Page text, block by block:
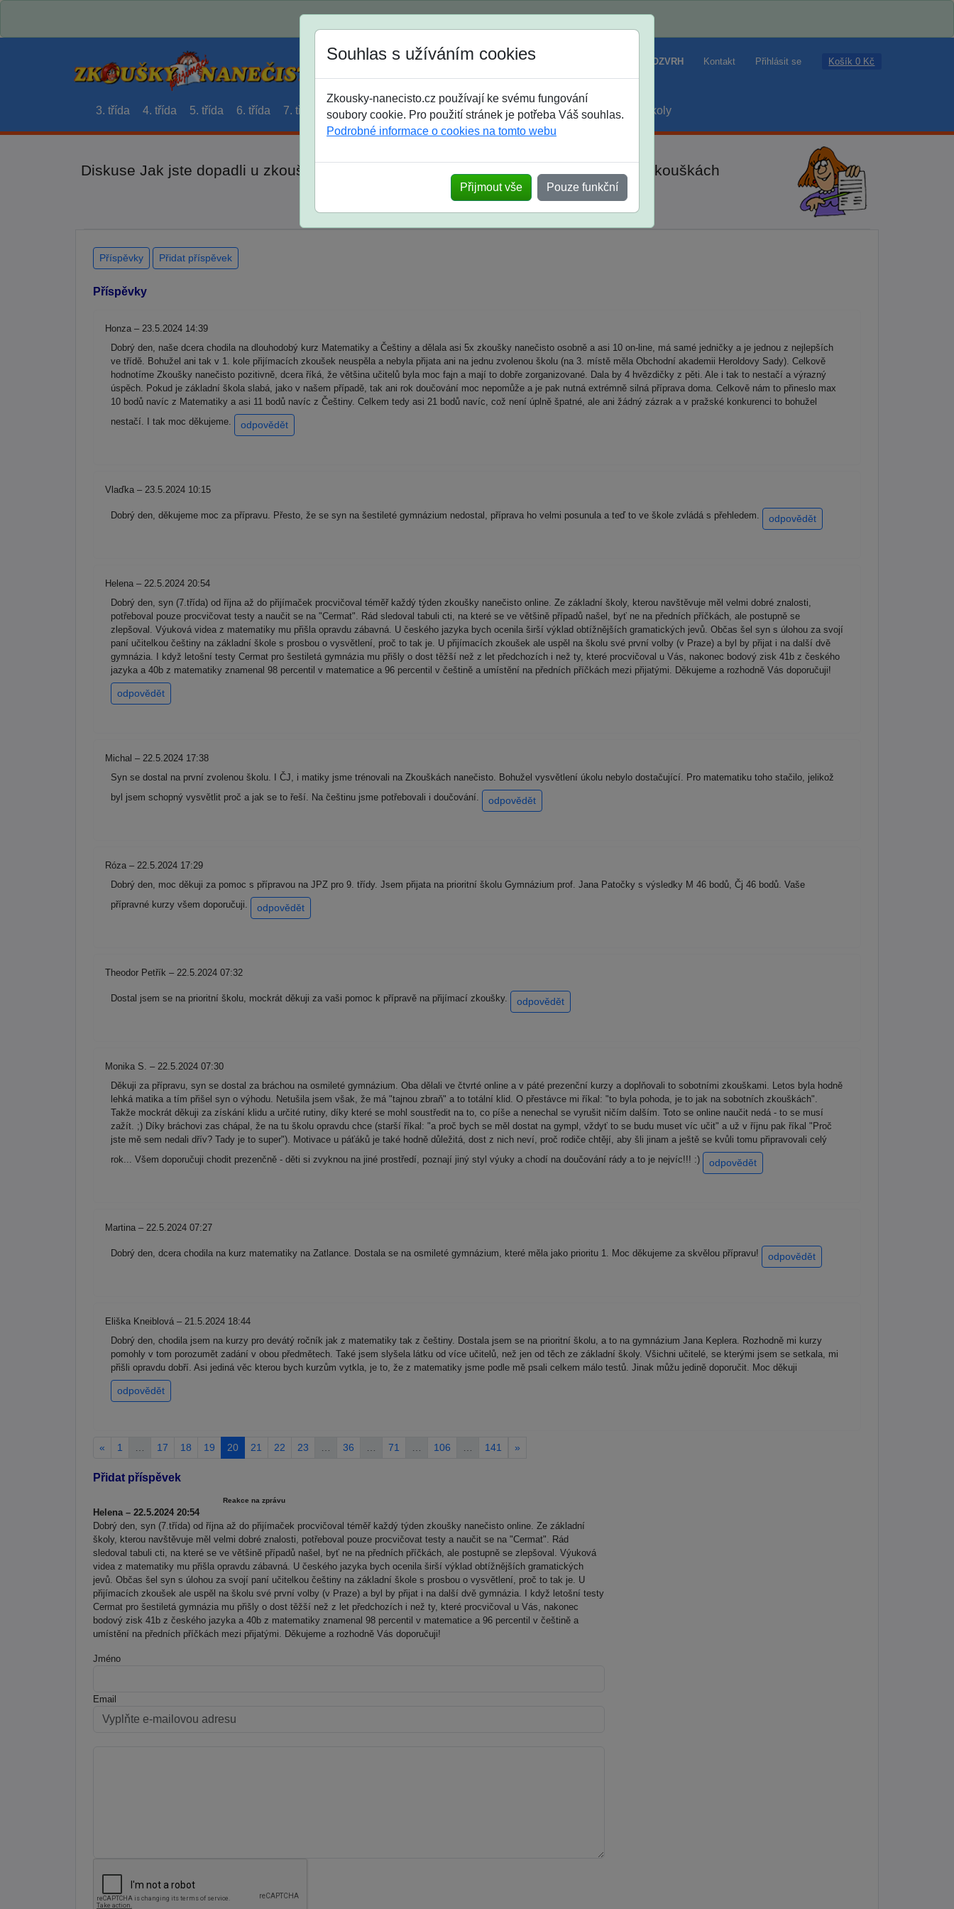
Jak si vybrat ROZVRH Kontakt Přihlásit se Košík 0 Kč
3. třída 4. třída 5. třída 6. třída 7. třída 8. třída 9. třída střední maturanti soutěže prázdniny školy
Diskuse Jak jste dopadli u zkoušek na SŠ? Vaše ohlasy po skutečných přijímacích zkouškách
Souhlas s užíváním cookies
Zkousky-nanecisto.cz používají ke svému fungování
soubory cookie. Pro použití stránek je potřeba Váš souhlas.
Podrobné informace o cookies na tomto webu
Přijmout vše Pouze funkční
Příspěvky Přidat příspěvek
Příspěvky
Honza – 23.5.2024 14:39
Dobrý den, naše dcera chodila na dlouhodobý kurz Matematiky a Češtiny a dělala asi 5x zkoušky nanečisto osobně a asi 10 on-line, má samé jedničky a je jednou z nejlepších
ve třídě. Bohužel ani tak v 1. kole přijímacích zkoušek neuspěla a nebyla přijata ani na jednu zvolenou školu (na 3. místě měla Obchodní akademii Heroldovy Sady). Celkově
hodnotíme Zkoušky nanečisto pozitivně, dcera říká, že většina učitelů byla moc fajn a mají to dobře zorganizované. Dala by 4 hvězdičky z pěti. Ale i tak to nestačí a výrazný
úspěch. Pokud je základní škola slabá, jako v našem případě, tak ani rok doučování moc nepomůže a je pak nutná extrémně silná příprava doma. Celkově nám to přineslo max
10 bodů navíc z Matematiky a asi 11 bodů navíc z Češtiny. Celkem tedy asi 21 bodů navíc, což není úplně špatné, ale ani žádný zázrak a v pražské konkurenci to bohužel
nestačí. I tak moc děkujeme.
odpovědět
Vlaďka – 23.5.2024 10:15
Dobrý den, děkujeme moc za přípravu. Přesto, že se syn na šestileté gymnázium nedostal, příprava ho velmi posunula a teď to ve škole zvládá s přehledem. odpovědět
Helena – 22.5.2024 20:54
Dobrý den, syn (7.třída) od října až do přijímaček procvičoval téměř každý týden zkoušky nanečisto online. Ze základní školy, kterou navštěvuje měl velmi dobré znalosti,
potřeboval pouze procvičovat testy a naučit se na "Cermat". Rád sledoval tabuli cti, na které se ve většině případů našel, byť ne na předních příčkách, ale postupně se
zlepšoval. Výuková videa z matematiky mu přišla opravdu zábavná. U českého jazyka bych ocenila širší výklad obtížnějších gramatických jevů. Občas šel syn s úlohou za svojí
paní učitelkou češtiny na základní škole s prosbou o vysvětlení, proč to tak je. U přijímacích zkoušek ale uspěl na školu své první volby (v Praze) a byl by přijat i na další dvě
gymnázia. I když letošní testy Cermat pro šestiletá gymnázia mu přišly o dost těžší než z let předchozích i než ty, které procvičoval u Vás, nakonec bodový zisk 41b z českého
jazyka a 40b z matematiky znamenal 98 percentil v matematice a 96 percentil v češtině a umístění na předních příčkách mezi přijatými. Děkujeme a rozhodně Vás doporučuji!
odpovědět
Michal – 22.5.2024 17:38
Syn se dostal na první zvolenou školu. I ČJ, i matiky jsme trénovali na Zkouškách nanečisto. Bohužel vysvětlení úkolu nebylo dostačující. Pro matematiku toho stačilo, jelikož
byl jsem schopný vysvětlit proč a jak se to řeší. Na češtinu jsme potřebovali i doučování.
odpovědět
Róza – 22.5.2024 17:29
Dobrý den, moc děkuji za pomoc s přípravou na JPZ pro 9. třídy. Jsem přijata na prioritní školu Gymnázium prof. Jana Patočky s výsledky M 46 bodů, Čj 46 bodů. Vaše
přípravné kurzy všem doporučuji.
odpovědět
Theodor Petřík – 22.5.2024 07:32
Dostal jsem se na prioritní školu, mockrát děkuji za vaši pomoc k přípravě na přijímací zkoušky. odpovědět
Monika S. – 22.5.2024 07:30
Děkuji za přípravu, syn se dostal za bráchou na osmileté gymnázium. Oba dělali ve čtvrté online a v páté prezenční kurzy a doplňovali to sobotními zkouškami. Letos byla hodně
lehká matika a tím přišel syn o výhodu. Netušila jsem však, že má "tajnou zbraň" a to totální klid. O přestávce mi říkal: "to byla pohoda, je to jak na sobotních zkouškách".
Takže mockrát děkuji za získání klidu a určité rutiny, díky které se mohl soustředit na to, co píše a nenechal se vyrušit ničím dalším. Toto se online naučit nedá - to se musí
zažít. ;) Díky bráchovi zas chápal, že na tu školu opravdu chce (starší říkal: "a proč bych se měl dostat na gympl, vždyť to se budu muset víc učit" a už v říjnu pak říkal "Proč
jste mě sem nedali dřív? Tady je to super"). Motivace u páťáků je také hodně důležitá, dost z nich neví, proč rodiče chtějí, aby šli jinam a ještě se kvůli tomu připravovali celý
rok... Všem doporučuji chodit prezenčně - děti si zvyknou na jiné prostředí, poznají jiný styl výuky a chodí na doučování rády a to je nejvíc!!! :)
odpovědět
Martina – 22.5.2024 07:27
Dobrý den, dcera chodila na kurz matematiky na Zatlance. Dostala se na osmileté gymnázium, které měla jako prioritu 1. Moc děkujeme za skvělou přípravu! odpovědět
Eliška Kneiblová – 21.5.2024 18:44
Dobrý den, chodila jsem na kurzy pro devátý ročník jak z matematiky tak z češtiny. Dostala jsem se na prioritní školu, a to na gymnázium Jana Keplera. Rozhodně mi kurzy
pomohly v tom porozumět zadání v obou předmětech. Také jsem slyšela látku od více učitelů, než jen od těch ze základní školy. Všichni učitelé, se kterými jsem se setkala, mi
přišli opravdu dobří. Asi jediná věc kterou bych kurzům vytkla, je to, že z matematiky jsme podle mě psali celkem málo testů. Jinak můžu jedině doporučit. Moc děkuji
odpovědět
« 1 17 18 19 20 21 22 23 36 71 106 141 »
Přidat příspěvek
Reakce na zprávu
Helena – 22.5.2024 20:54
Dobrý den, syn (7.třída) od října až do přijímaček procvičoval téměř každý týden zkoušky nanečisto online. Ze základní
školy, kterou navštěvuje měl velmi dobré znalosti, potřeboval pouze procvičovat testy a naučit se na "Cermat". Rád
sledoval tabuli cti, na které se ve většině případů našel, byť ne na předních příčkách, ale postupně se zlepšoval. Výuková
videa z matematiky mu přišla opravdu zábavná. U českého jazyka bych ocenila širší výklad obtížnějších gramatických
jevů. Občas šel syn s úlohou za svojí paní učitelkou češtiny na základní škole s prosbou o vysvětlení, proč to tak je. U
přijímacích zkoušek ale uspěl na školu své první volby (v Praze) a byl by přijat i na další dvě gymnázia. I když letošní testy
Cermat pro šestiletá gymnázia mu přišly o dost těžší než z let předchozích i než ty, které procvičoval u Vás, nakonec
bodový zisk 41b z českého jazyka a 40b z matematiky znamenal 98 percentil v matematice a 96 percentil v češtině a
umístění na předních příčkách mezi přijatými. Děkujeme a rozhodně Vás doporučuji!
Jméno
Email